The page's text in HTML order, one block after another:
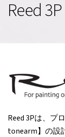
Reed 3P
Reed 3Pは、プ
tonearm】の設